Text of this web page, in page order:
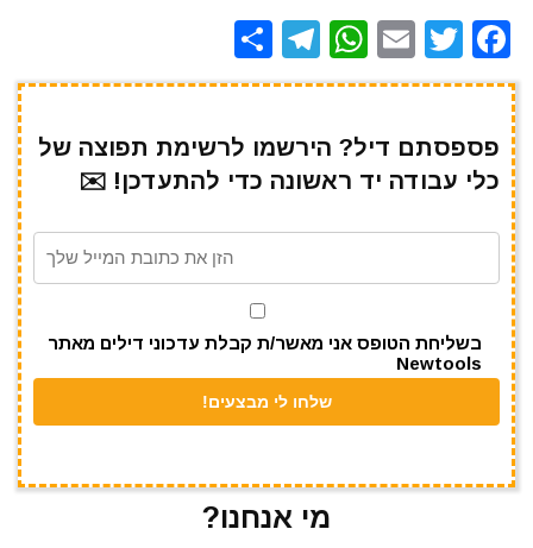
F
a
e
b
o
T
w
te
r
E
m
l
W
h
s
A
p
T
el
gr
a
m
h
e
פספסתם דיל? הירשמו לרשימת תפוצה של
כלי עבודה יד ראשונה כדי להתעדכן! ✉️
בשליחת הטופס אני מאשר/ת קבלת עדכוני דילים מאתר
Newtools
מי אנחנו?